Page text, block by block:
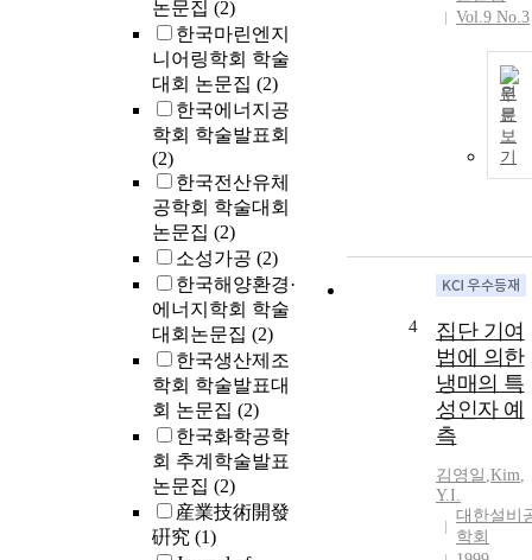
논문집 (2)
한국마린엔지
니어링학회 학술
대회 논문집 (2)
한국에너지공
학회 학술발표회
(2)
한국전산유체
공학회 학술대회
논문집 (2)
소성가공 (2)
한국해양환경·
에너지학회 학술
대회논문집 (2)
한국생산제조
학회 학술발표대
회 논문집 (2)
한국화학공학
회 추계학술발표
논문집 (2)
産業技術開發
硏究 (1)
Vol.9 No.3
원
문
보
기
4
집단 기여
법에 의한
냉매의 특
성인자 예
측
김영일 ,Kim,
Y.I.
대한설비
학회